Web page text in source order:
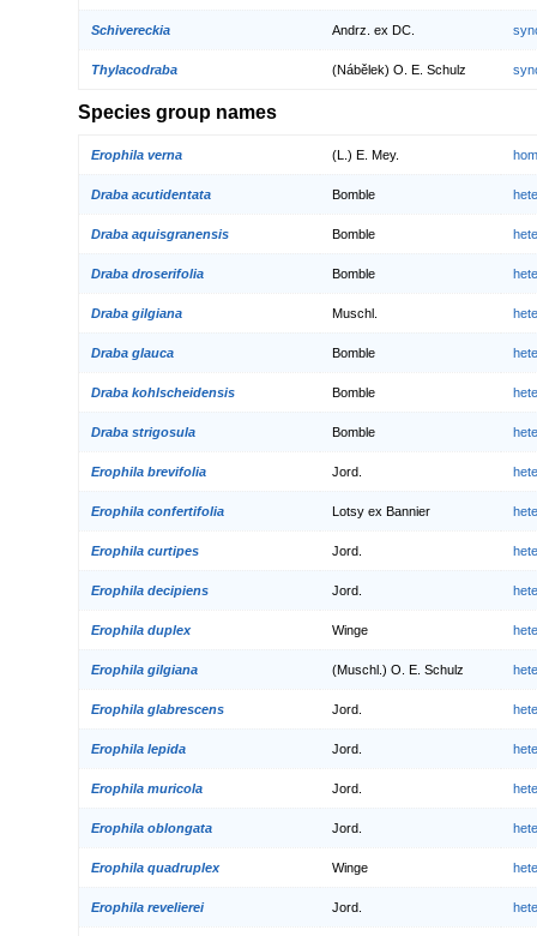
Schivereckia Andrz. ex DC.
Thylacodraba (Nábělek) O. E. Schulz
Species group names
Erophila verna (L.) E. Mey.
Draba acutidentata Bomble
Draba aquisgranensis Bomble
Draba droserifolia Bomble
Draba gilgiana Muschl.
Draba glauca Bomble
Draba kohlscheidensis Bomble
Draba strigosula Bomble
Erophila brevifolia Jord.
Erophila confertifolia Lotsy ex Bannier
Erophila curtipes Jord.
Erophila decipiens Jord.
Erophila duplex Winge
Erophila gilgiana (Muschl.) O. E. Schulz
Erophila glabrescens Jord.
Erophila lepida Jord.
Erophila muricola Jord.
Erophila oblongata Jord.
Erophila quadruplex Winge
Erophila revelierei Jord.